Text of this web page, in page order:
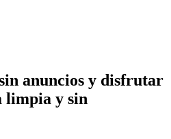
anuncios y disfrutar
limpia y sin